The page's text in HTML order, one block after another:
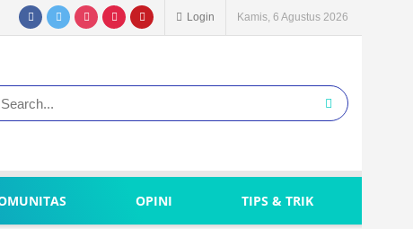
Login Kamis, 6 Agustus 2026
OPINI TIPS & TRIK